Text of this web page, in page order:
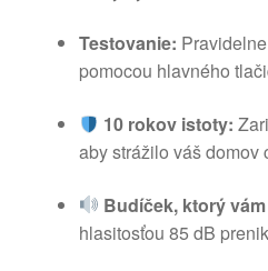
Testovanie:
pomocou hlavného
10 rokov istoty:
aby strážilo váš domov
Budíček, ktorý
hlasitosťou 85 dB